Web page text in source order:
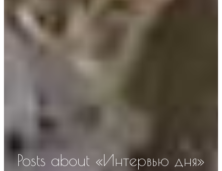
Posts about «Интервью дня»